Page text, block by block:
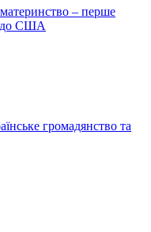
– перше
до США
громадянство та